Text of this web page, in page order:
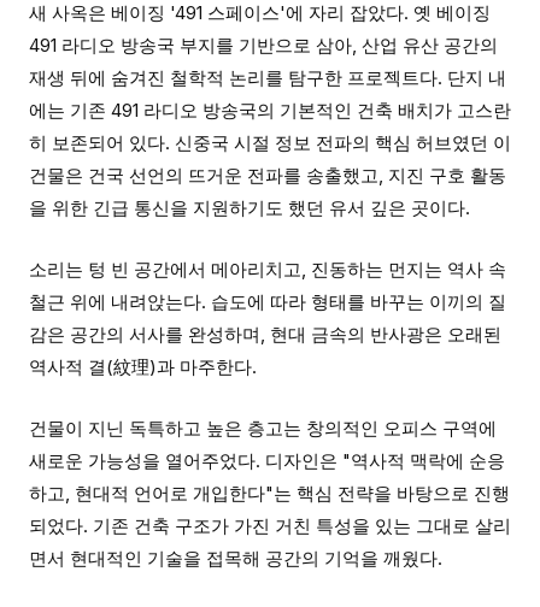
새 사옥은 베이징 '491 스페이스'에 자리 잡았다. 옛 베이징
491 라디오 방송국 부지를 기반으로 삼아, 산업 유산 공간의
재생 뒤에 숨겨진 철학적 논리를 탐구한 프로젝트다. 단지 내
에는 기존 491 라디오 방송국의 기본적인 건축 배치가 고스란
히 보존되어 있다. 신중국 시절 정보 전파의 핵심 허브였던 이
건물은 건국 선언의 뜨거운 전파를 송출했고, 지진 구호 활동
을 위한 긴급 통신을 지원하기도 했던 유서 깊은 곳이다.
소리는 텅 빈 공간에서 메아리치고, 진동하는 먼지는 역사 속
철근 위에 내려앉는다. 습도에 따라 형태를 바꾸는 이끼의 질
감은 공간의 서사를 완성하며, 현대 금속의 반사광은 오래된
역사적 결(紋理)과 마주한다.
건물이 지닌 독특하고 높은 층고는 창의적인 오피스 구역에
새로운 가능성을 열어주었다. 디자인은 "역사적 맥락에 순응
하고, 현대적 언어로 개입한다"는 핵심 전략을 바탕으로 진행
되었다. 기존 건축 구조가 가진 거친 특성을 있는 그대로 살리
면서 현대적인 기술을 접목해 공간의 기억을 깨웠다.